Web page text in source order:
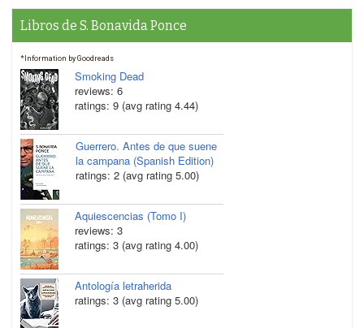
Libros de S. Bonavida Ponce
*Information by Goodreads
Smoking Dead
reviews: 6
ratings: 9 (avg rating 4.44)
Guerrero. Antes de que suene
la campana (Spanish Edition)
ratings: 2 (avg rating 5.00)
Aquiescencias (Tomo I)
reviews: 3
ratings: 3 (avg rating 4.00)
Antología letraherida
ratings: 3 (avg rating 5.00)